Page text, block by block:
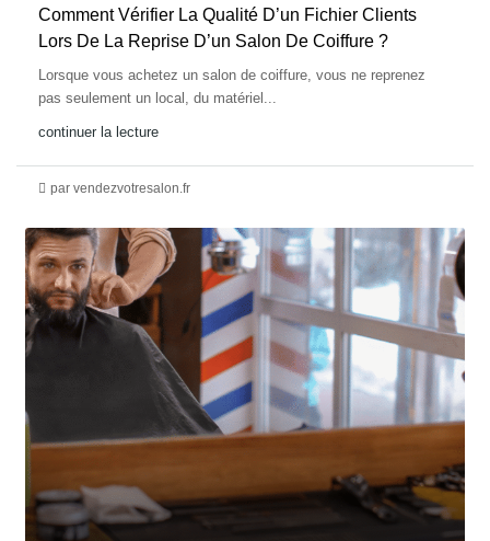
Comment Vérifier La Qualité D’un Fichier Clients
Lors De La Reprise D’un Salon De Coiffure ?
Lorsque vous achetez un salon de coiffure, vous ne reprenez
pas seulement un local, du matériel...
continuer la lecture
par vendezvotresalon.fr